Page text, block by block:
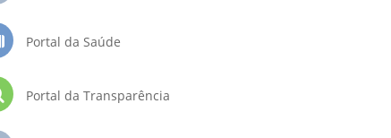
Portal da Saúde
Portal da Transparência